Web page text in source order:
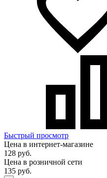
Быстрый просмотр
Цена в интернет-магазине
128 руб.
Цена в розничной сети
135 руб.